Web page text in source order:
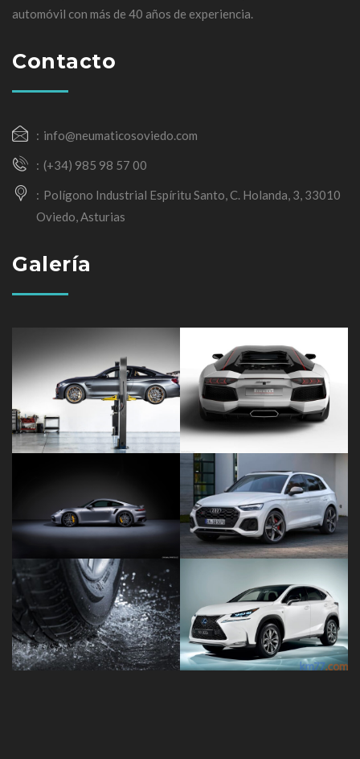
automóvil con más de 40 años de experiencia.
Contacto
info@neumaticosoviedo.com
(+34) 985 98 57 00
Polígono Industrial Espíritu Santo, C. Holanda, 3, 33010
Oviedo, Asturias
Galería